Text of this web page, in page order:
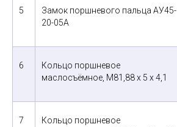
5
Замок поршневого пальца АУ45-
20-05А
6
Кольцо поршневое
маслосъёмное, М81,88 х 5 х 4,1
7
Кольцо поршневое